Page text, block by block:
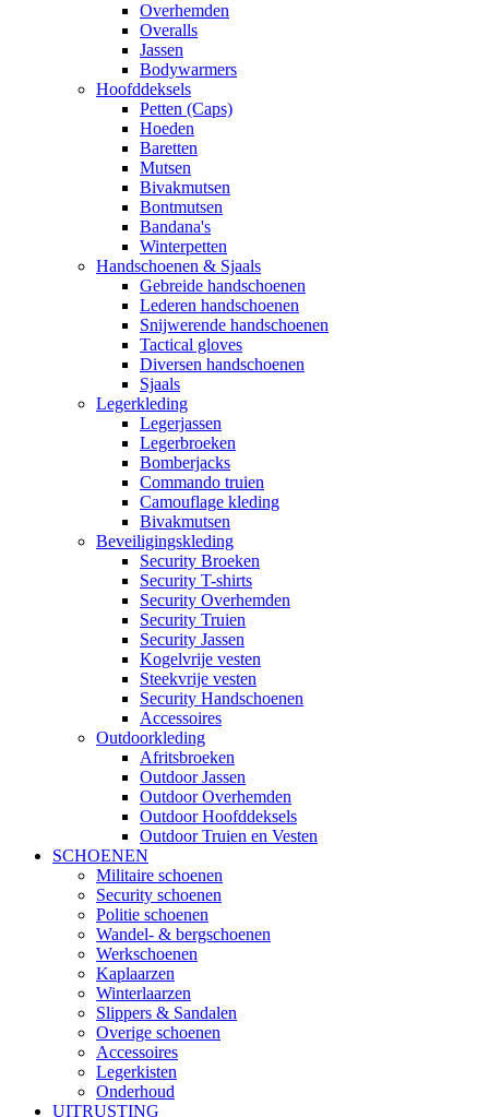
Overhemden
Overalls
Jassen
Bodywarmers
Hoofddeksels
Petten (Caps)
Hoeden
Baretten
Mutsen
Bivakmutsen
Bontmutsen
Bandana's
Winterpetten
Handschoenen & Sjaals
Gebreide handschoenen
Lederen handschoenen
Snijwerende handschoenen
Tactical gloves
Diversen handschoenen
Sjaals
Legerkleding
Legerjassen
Legerbroeken
Bomberjacks
Commando truien
Camouflage kleding
Bivakmutsen
Beveiligingskleding
Security Broeken
Security T-shirts
Security Overhemden
Security Truien
Security Jassen
Kogelvrije vesten
Steekvrije vesten
Security Handschoenen
Accessoires
Outdoorkleding
Afritsbroeken
Outdoor Jassen
Outdoor Overhemden
Outdoor Hoofddeksels
Outdoor Truien en Vesten
SCHOENEN
Militaire schoenen
Security schoenen
Politie schoenen
Wandel- & bergschoenen
Werkschoenen
Kaplaarzen
Winterlaarzen
Slippers & Sandalen
Overige schoenen
Accessoires
Legerkisten
Onderhoud
UITRUSTING